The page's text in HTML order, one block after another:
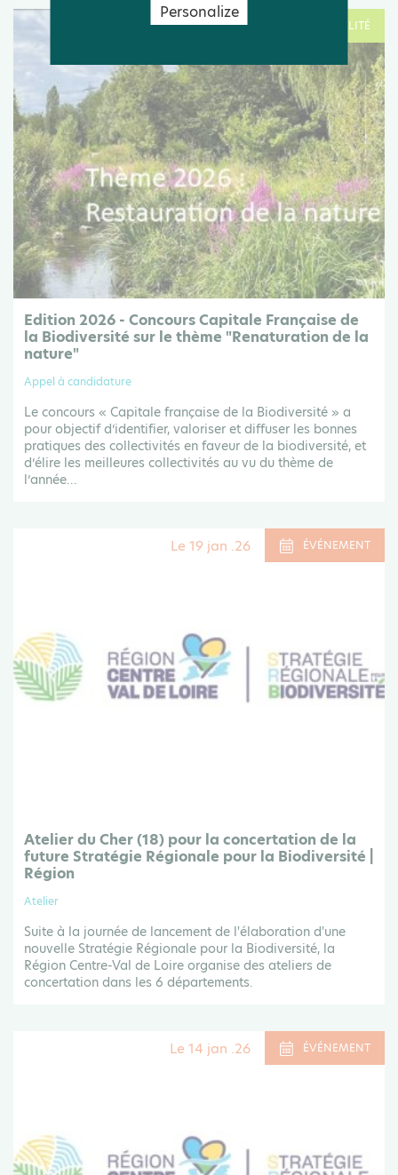
Le 19 déc .25 ACTUALITÉ
Edition 2026 - Concours Capitale Française de
la Biodiversité sur le thème "Renaturation de la
nature"
Appel à candidature
Le concours « Capitale française de la Biodiversité » a
pour objectif d’identifier, valoriser et diffuser les bonnes
pratiques des collectivités en faveur de la biodiversité, et
d’élire les meilleures collectivités au vu du thème de
l’année...
Le 19 jan .26 ÉVÉNEMENT
Atelier du Cher (18) pour la concertation de la
future Stratégie Régionale pour la Biodiversité |
Région
Atelier
Suite à la journée de lancement de l'élaboration d'une
nouvelle Stratégie Régionale pour la Biodiversité, la
Région Centre-Val de Loire organise des ateliers de
concertation dans les 6 départements.
Le 14 jan .26 ÉVÉNEMENT
Personalize